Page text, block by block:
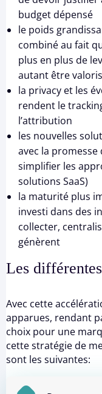
budget dépensé
le poids
combiné au fait
plus en plus de
autant être
la privacy et les
rendent le
l’attribution
les nouvelles
avec la
simplifier les
solutions SaaS)
la maturité plus
investi dans des
collecter,
génèrent
Les
Avec cette
apparues, rendant
choix pour une
cette stratégie de
sont les suivantes: